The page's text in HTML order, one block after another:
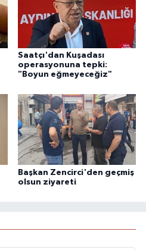
Saatçı'dan Kuşadası
operasyonuna tepki:
"Boyun eğmeyeceğiz"
Başkan Zencirci'den geçmiş
olsun ziyareti